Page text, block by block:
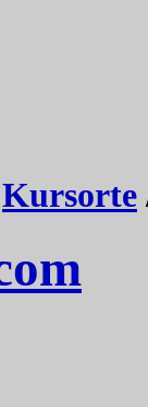
Kursorte